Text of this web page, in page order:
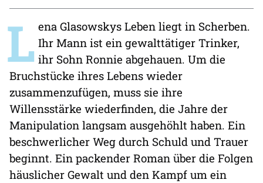
L ena Glasowskys Leben liegt in Scherben.
Ihr Mann ist ein gewalttätiger Trinker,
ihr Sohn Ronnie abgehauen. Um die
Bruchstücke ihres Lebens wieder
zusammenzufügen, muss sie ihre
Willensstärke wiederfinden, die Jahre der
Manipulation langsam ausgehöhlt haben. Ein
beschwerlicher Weg durch Schuld und Trauer
beginnt. Ein packender Roman über die Folgen
häuslicher Gewalt und den Kampf um ein